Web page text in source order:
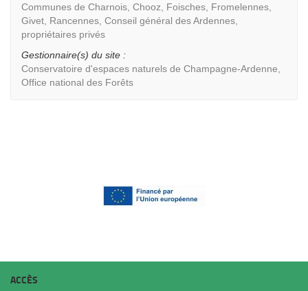
Communes de Charnois, Chooz, Foisches, Fromelennes,
Givet, Rancennes, Conseil général des Ardennes,
propriétaires privés
Gestionnaire(s) du site :
Conservatoire d'espaces naturels de Champagne-Ardenne,
Office national des Forêts
ACCÈS